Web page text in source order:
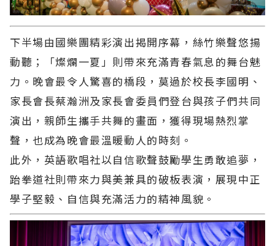
下半場由國樂團精彩演出揭開序幕，絲竹樂聲悠揚
動聽；「燦爛一夏」則帶來充滿青春氣息的舞台魅
力。晚會最令人驚喜的橋段，莫過於校長李國明、
家長會長蔡瀚洲及家長會委員們登台與孩子們共同
演出，親師生攜手共舞的畫面，獲得現場熱烈掌
聲，也成為晚會最溫暖動人的時刻。
此外，英語歌唱社以自信歌聲鼓勵學生勇敢追夢，
跆拳道社則帶來力與美兼具的破板表演，展現中正
學子堅毅、自信與充滿活力的精神風貌。